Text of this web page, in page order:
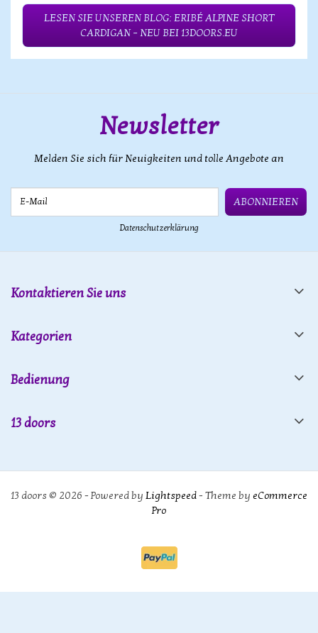
LESEN SIE UNSEREN BLOG: ERIBÉ ALPINE SHORT
CARDIGAN – NEU BEI 13DOORS.EU
Newsletter
Melden Sie sich für Neuigkeiten und tolle Angebote an
ABONNIEREN
Datenschutzerklärung
Kontaktieren Sie uns
Kategorien
Bedienung
13 doors
13 doors © 2026 - Powered by Lightspeed- Theme by eCommerce
Pro